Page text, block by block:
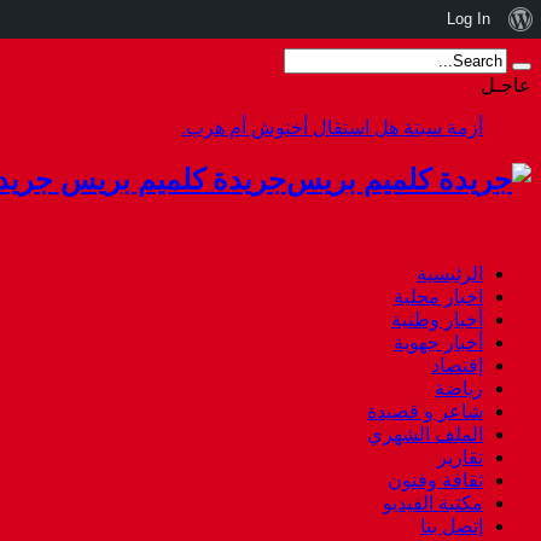
عاجـل
أزمة سبتة هل استقال أخنوش أم هرب.
جريدة كلميم بريس
الرئيسية
اخبار محلية
أخبار وطنية
أخبار جهوية
إقتصاد
رياضة
شاعر و قصيدة
الملف الشهري
تقارير
ثقافة وفنون
مكتبة الفيديو
إتصل بنا
نبذة
عن
ووردبريس
Log In